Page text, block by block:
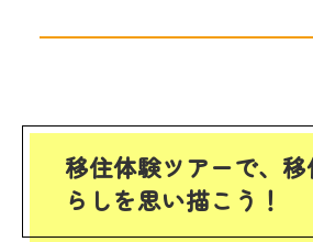
移住体験ツアーで、移
らしを思い描こう！